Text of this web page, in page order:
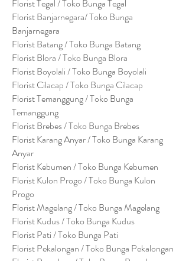
Florist Tegal / Toko Bunga Tegal
Florist Banjarnegara/ Toko Bunga
Banjarnegara
Florist Batang / Toko Bunga Batang
Florist Blora / Toko Bunga Blora
Florist Boyolali / Toko Bunga Boyolali
Florist Cilacap / Toko Bunga Cilacap
Florist Temanggung / Toko Bunga
Temanggung
Florist Brebes / Toko Bunga Brebes
Florist Karang Anyar / Toko Bunga Karang
Anyar
Florist Kebumen / Toko Bunga Kebumen
Florist Kulon Progo / Toko Bunga Kulon
Progo
Florist Magelang / Toko Bunga Magelang
Florist Kudus / Toko Bunga Kudus
Florist Pati / Toko Bunga Pati
Florist Pekalongan / Toko Bunga Pekalongan